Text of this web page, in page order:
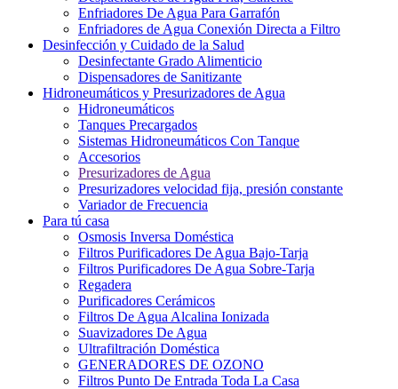
Enfriadores De Agua Para Garrafón
Enfriadores de Agua Conexión Directa a Filtro
Desinfección y Cuidado de la Salud
Desinfectante Grado Alimenticio
Dispensadores de Sanitizante
Hidroneumáticos y Presurizadores de Agua
Hidroneumáticos
Tanques Precargados
Sistemas Hidroneumáticos Con Tanque
Accesorios
Presurizadores de Agua
Presurizadores velocidad fija, presión constante
Variador de Frecuencia
Para tú casa
Osmosis Inversa Doméstica
Filtros Purificadores De Agua Bajo-Tarja
Filtros Purificadores De Agua Sobre-Tarja
Regadera
Purificadores Cerámicos
Filtros De Agua Alcalina Ionizada
Suavizadores De Agua
Ultrafiltración Doméstica
GENERADORES DE OZONO
Filtros Punto De Entrada Toda La Casa